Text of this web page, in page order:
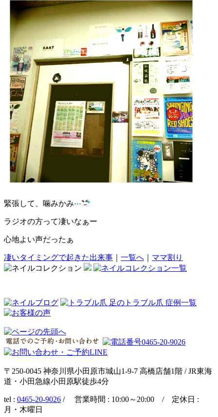
緊張して、噛みかみ
ラジオの方って凄いなぁー
心地よい声だったぁ
凄いタイミングで起きた出来事 一覧へ ママ割り
〒250-0045 神奈川県小田原市城山1-9-7 高橋店舗1階 / JR東海
道・小田急線小田原駅徒歩4分
tel : 0465-20-9026 / 営業時間 : 10:00～20:00 / 定休日 :
月・木曜日